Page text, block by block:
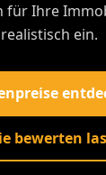
für Ihre
ein.
bewerten